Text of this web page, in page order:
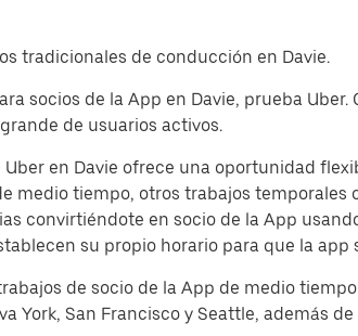
tradicionales de conducción en Davie.
socios de la App en Davie, prueba
de usuarios activos.
en Davie ofrece una oportunidad
medio tiempo, otros trabajos temporales
convirtiéndote en socio de la App
su propio horario para que la app
de socio de la App de medio
York, San Francisco y Seattle, además